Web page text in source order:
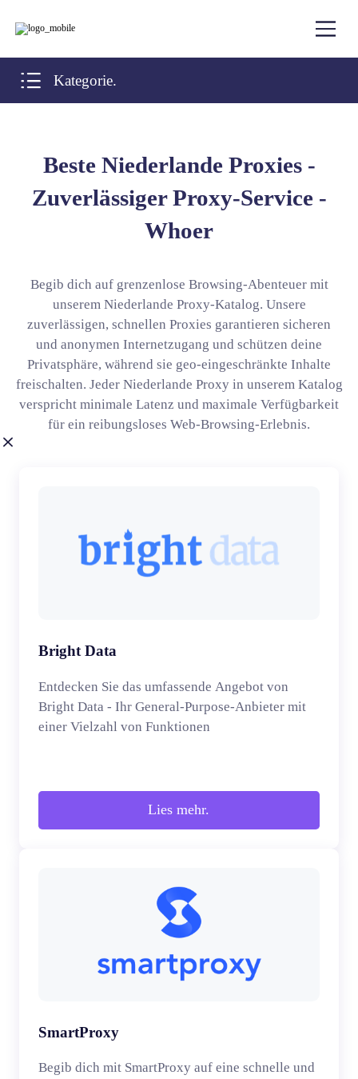
Beste Niederlande Proxies -
Zuverlässiger Proxy-Service -
Whoer
Begib dich auf grenzenlose Browsing-Abenteuer mit
unserem Niederlande Proxy-Katalog. Unsere
zuverlässigen, schnellen Proxies garantieren sicheren
und anonymen Internetzugang und schützen deine
Privatsphäre, während sie geo-eingeschränkte Inhalte
freischalten. Jeder Niederlande Proxy in unserem Katalog
verspricht minimale Latenz und maximale Verfügbarkeit
für ein reibungsloses Web-Browsing-Erlebnis.
Kategorie.
Bright Data
Entdecken Sie das umfassende Angebot von
Bright Data - Ihr General-Purpose-Anbieter mit
einer Vielzahl von Funktionen
Lies mehr.
SmartProxy
Begib dich mit SmartProxy auf eine schnelle und